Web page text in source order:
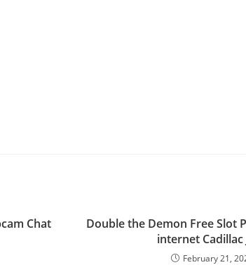
Chat
Double the Demon Free Slot
internet Cadillac
February 21,